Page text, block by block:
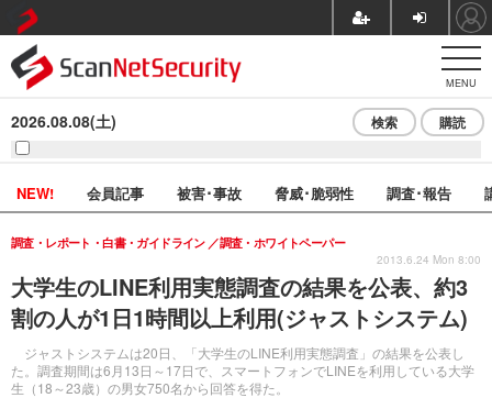
MENU
2026.08.08(土) 検索 購読
NEW! 会員記事 被害･事故 脅威･脆弱性 調査･報告
大学生のLINE利用実態調査の結果を公表、約3
割の人が1日1時間以上利用(ジャストシステム)
ジャストシステムは20日、「大学生のLINE利用実態調査」の結果を公表し
た。調査期間は6月13日～17日で、スマートフォンでLINEを利用している大学
生（18～23歳）の男女750名から回答を得た。
調査・レポート・白書・ガイドライン 調査・ホワイトペーパー
2013.6.24 Mon 8:00